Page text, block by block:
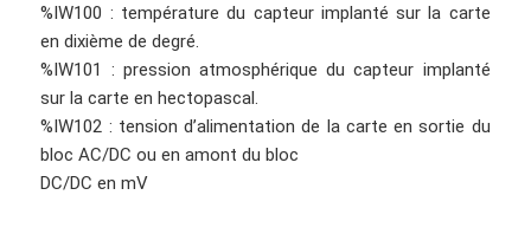
%IW100 : température du capteur implanté sur la carte
en dixième de degré.
%IW101 : pression atmosphérique du capteur implanté
sur la carte en hectopascal.
%IW102 : tension d’alimentation de la carte en sortie du
bloc AC/DC ou en amont du bloc
DC/DC en mV